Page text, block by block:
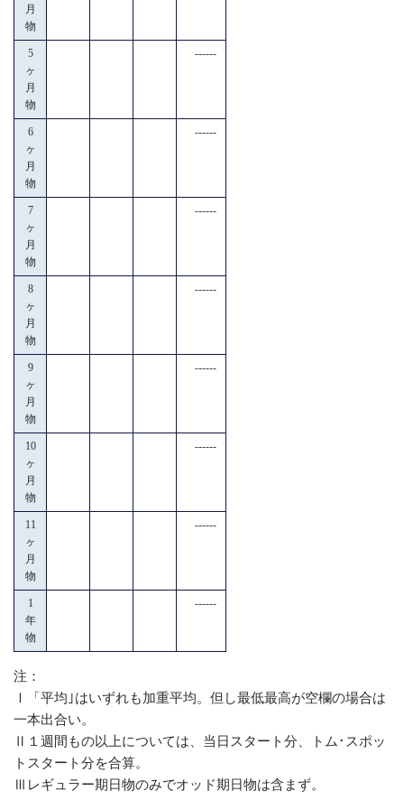
月
物
5
ヶ
月
物
------
6
ヶ
月
物
------
7
ヶ
月
物
------
8
ヶ
月
物
------
9
ヶ
月
物
------
10
ヶ
月
物
------
11
ヶ
月
物
------
1
年
物
------
注：
Ⅰ「平均｣はいずれも加重平均。但し最低最高が空欄の場合は
一本出合い。
Ⅱ１週間もの以上については、当日スタート分、トム･スポッ
トスタート分を合算。
Ⅲレギュラー期日物のみでオッド期日物は含まず。